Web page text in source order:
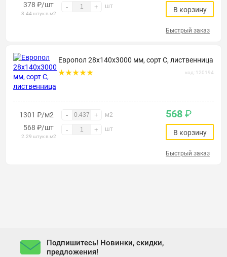
378 ₽/шт
3.44 штук в м2
- + шт В корзину
Быстрый заказ
Европол 28х140х3000 мм, сорт С, лиственница
код: 120194
1301 ₽/м2 - + м2
568 ₽/шт
2.29 штук в м2
- + шт
568 ₽
В корзину
Быстрый заказ
Подпишитесь! Новинки, скидки,
предложения!